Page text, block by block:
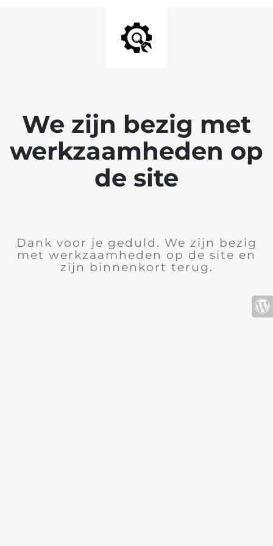
We zijn bezig met
werkzaamheden op
de site
Dank voor je geduld. We zijn bezig
met werkzaamheden op de site en
zijn binnenkort terug.